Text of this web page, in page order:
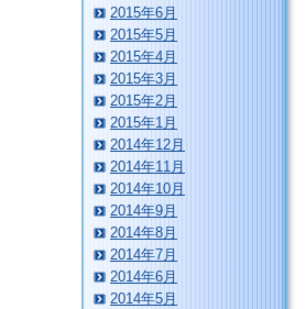
2015年6月
2015年5月
2015年4月
2015年3月
2015年2月
2015年1月
2014年12月
2014年11月
2014年10月
2014年9月
2014年8月
2014年7月
2014年6月
2014年5月